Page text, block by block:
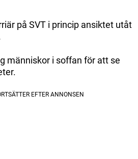
på SVT i princip ansiktet utåt
människor i soffan för att se